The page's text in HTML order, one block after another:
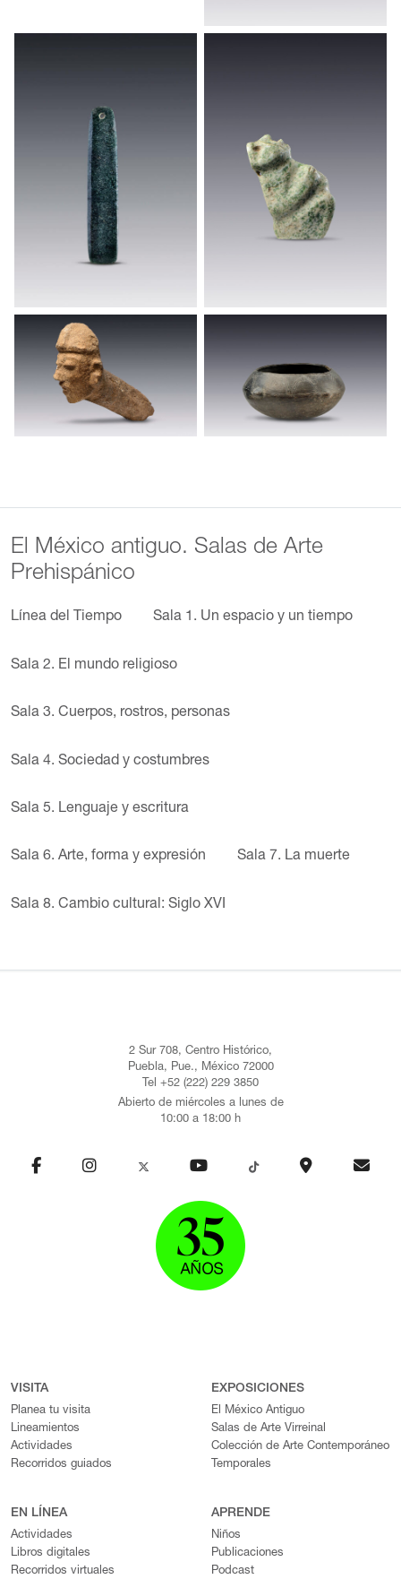
El México antiguo. Salas de Arte
Prehispánico
Línea del Tiempo Sala 1. Un espacio y un tiempo
Sala 2. El mundo religioso
Sala 3. Cuerpos, rostros, personas
Sala 4. Sociedad y costumbres
Sala 5. Lenguaje y escritura
Sala 6. Arte, forma y expresión Sala 7. La muerte
Sala 8. Cambio cultural: Siglo XVI
2 Sur 708, Centro Histórico,
Puebla, Pue., México 72000
Tel +52 (222) 229 3850
Abierto de miércoles a lunes de
10:00 a 18:00 h
VISITA
Planea tu visita
Lineamientos
Actividades
Recorridos guiados
EXPOSICIONES
El México Antiguo
Salas de Arte Virreinal
Colección de Arte Contemporáneo
Temporales
EN LÍNEA
Actividades
Libros digitales
Recorridos virtuales
APRENDE
Niños
Publicaciones
Podcast